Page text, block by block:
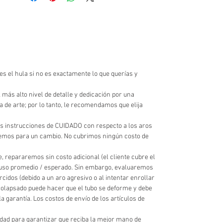
el hula si no es exactamente lo que querías y
más alto nivel de detalle y dedicación por una
de arte; por lo tanto, le recomendamos que elija
de CUIDADO con respecto a los aros
para un cambio. No cubrimos ningún costo de
repararemos sin costo adicional (el cliente cubre el
promedio / esperado. Sin embargo, evaluaremos
(debido a un aro agresivo o al intentar enrollar
puede hacer que el tubo se deforme y debe
garantía. Los costos de envío de los artículos de
para garantizar que reciba la mejor mano de